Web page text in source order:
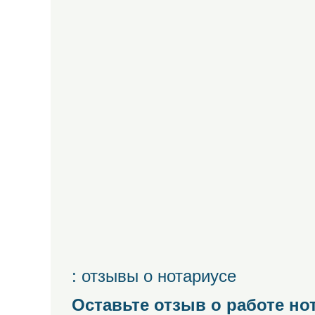
: отзывы о нотариусе
Оставьте отзыв о работе